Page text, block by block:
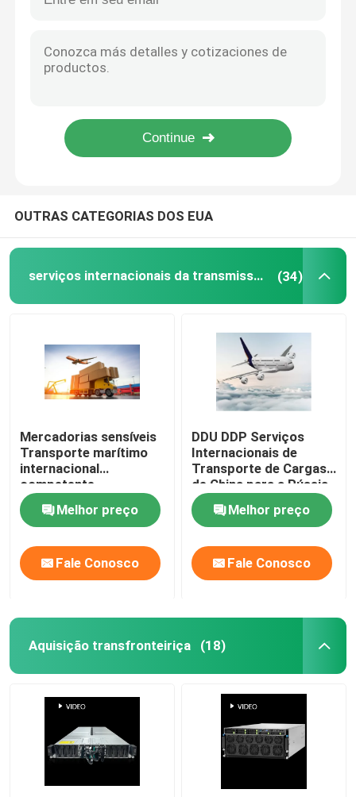
Navio do Médio Oriente
Serviço Internacional de Embalagem
Serviços de armazenagem internacional
Serviço de seguros de carga
Transporte marítimo DDP DDU
OUTRAS CATEGORIAS DOS EUA
serviços internacionais da transmissão do frete (34)
Mercadorias sensíveis
Transporte marítimo
internacional
competente
Transporte de
mercadorias China
para a Alemanha
Melhor preço
Fale Conosco
DDU DDP Serviços
Internacionais de
Transporte de Cargas
de China para a Rússia
Melhor preço
Fale Conosco
Aquisição transfronteiriça (18)